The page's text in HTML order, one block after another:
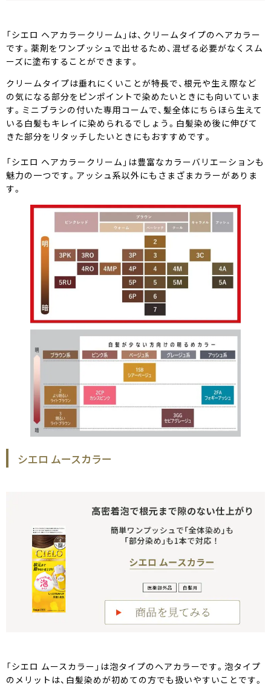
「シエロ ヘアカラークリーム」は、クリームタイプのヘアカラー
です。薬剤をワンプッシュで出せるため、混ぜる必要がなくスム
ーズに塗布することができます。
クリームタイプは垂れにくいことが特長で、根元や生え際など
の気になる部分をピンポイントで染めたいときにも向いていま
す。ミニブラシの付いた専用コームで、髪全体にちらほら生えて
いる白髪もキレイに染められるでしょう。白髪染め後に伸びて
きた部分をリタッチしたいときにもおすすめです。
「シエロ ヘアカラークリーム」は豊富なカラーバリエーションも
魅力の一つです。アッシュ系以外にもさまざまカラーがありま
す。
シエロ ムースカラー
「シエロ ムースカラー」は泡タイプのヘアカラーです。泡タイプ
のメリットは、白髪染めが初めての方でも扱いやすいことです。